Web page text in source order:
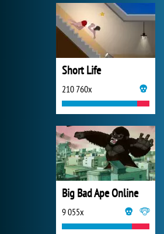
Short Life
210 760x
Big Bad Ape Online
9 055x